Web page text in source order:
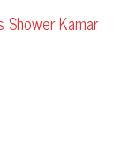
Shower Kamar